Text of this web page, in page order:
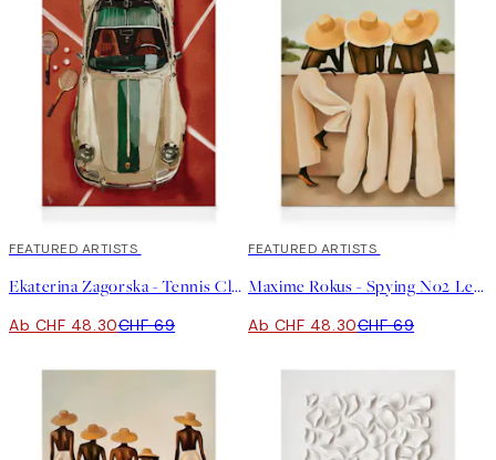
30%*
FEATURED ARTISTS
Ekaterina Zagorska - Tennis Club Leinwand
Ab CHF 48.30CHF 69
30%*
FEATURED ARTISTS
Maxime Rokus - Spying No2 Leinwand
Ab CHF 48.30CHF 69